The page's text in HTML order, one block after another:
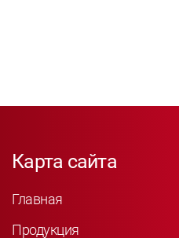
Карта сайта
Главная
Продукция